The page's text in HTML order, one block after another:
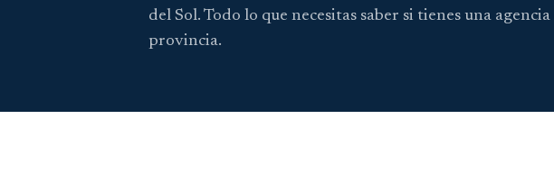
del Sol. Todo lo que necesitas saber si tienes una
provincia.